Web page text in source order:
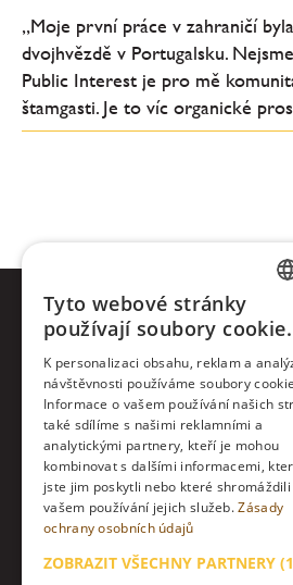
„Moje první práce v zahraničí
dvojhvězdě v Portugalsku.
Public Interest je pro mě
štamgasti. Je to víc organické
Facebook
Twitter
Instagram
LinkedIn
Tyto webové stránky
používají soubory cookie.
K personalizaci obsahu, reklam a
návštěvnosti používáme soubory
Informace o vašem používání našich
také sdílíme s našimi reklamními a
analytickými partnery, kteří je mohou
kombinovat s dalšími informacemi,
jste jim poskytli nebo které
vašem používání jejich služeb.Zásady
ochrany osobních údajů
ZOBRAZIT VŠECHNY PARTNERY